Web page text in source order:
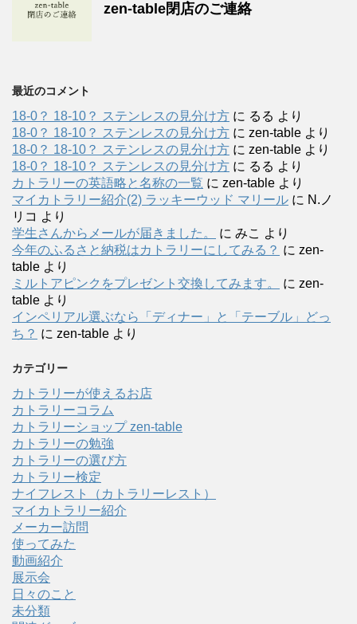
zen-table閉店のご連絡
最近のコメント
18-0？ 18-10？ ステンレスの見分け方 に るる より
18-0？ 18-10？ ステンレスの見分け方 に zen-table より
18-0？ 18-10？ ステンレスの見分け方 に zen-table より
18-0？ 18-10？ ステンレスの見分け方 に るる より
カトラリーの英語略と名称の一覧 に zen-table より
マイカトラリー紹介(2) ラッキーウッド マリール に N.ノ
リコ より
学生さんからメールが届きました。
に みこ より
今年のふるさと納税はカトラリーにしてみる？ に zen-
table より
ミルトアピンクをプレゼント交換してみます。
に zen-
table より
インペリアル選ぶなら「ディナー」と「テーブル」どっ
ち？ に zen-table より
カテゴリー
カトラリーが使えるお店
カトラリーコラム
カトラリーショップ zen-table
カトラリーの勉強
カトラリーの選び方
カトラリー検定
ナイフレスト（カトラリーレスト）
マイカトラリー紹介
メーカー訪問
使ってみた
動画紹介
展示会
日々のこと
未分類